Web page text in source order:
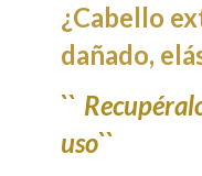
¿Cabello
dañado,
``
uso``